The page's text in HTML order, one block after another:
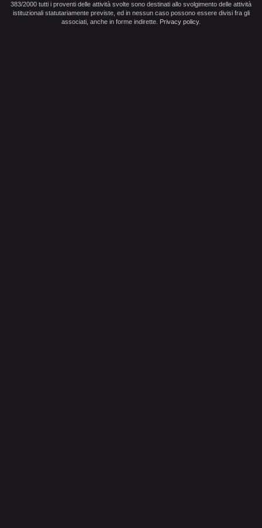
383/2000 tutti i proventi delle attività svolte sono destinati allo svolgimento delle attività
istituzionali statutariamente previste, ed in nessun caso possono essere divisi fra gli
associati, anche in forme indirette. Privacy policy.